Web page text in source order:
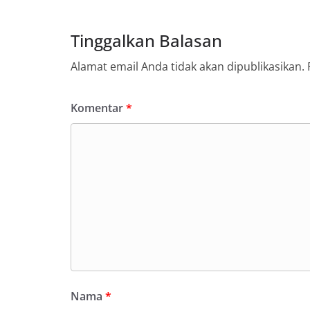
SDABMBK
Ketua DPRD
Putih Jelang HUT
Tinggalkan Balasan
Alamat email Anda tidak akan dipublikasikan.
Komentar*
Nama *